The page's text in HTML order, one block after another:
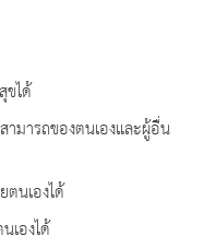
ขได้
มารถของตนเองและผู้อื่น
นเองได้
เองได้